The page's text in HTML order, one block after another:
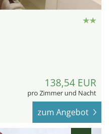
138,54 EUR
pro Zimmer und Nacht
zum Angebot